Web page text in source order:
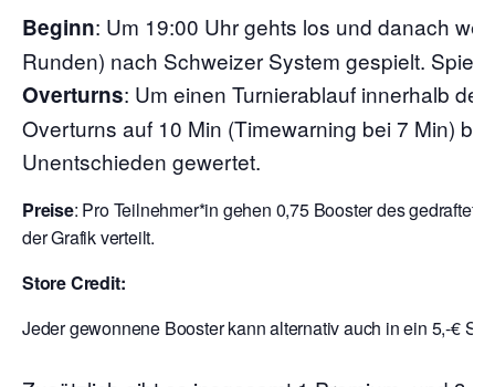
Beginn: Um 19:00 Uhr gehts los und danach
Runden) nach Schweizer System gespielt.
Overturns: Um einen Turnierablauf innerhalb
Overturns auf 10 Min (Timewarning bei 7 Min)
Unentschieden gewertet.
Preise: Pro Teilnehmer*in gehen 0,75 Booster des
der Grafik verteilt.
Store Credit:
Jeder gewonnene Booster kann alternativ auch in ein 5,-€